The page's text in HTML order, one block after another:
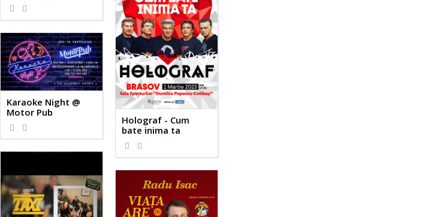
Holograf - Cum
bate inima ta
Karaoke Night @
Motor Pub